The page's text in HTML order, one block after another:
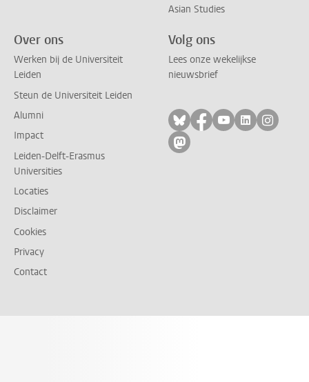
Asian Studies
Over ons
Werken bij de Universiteit
Leiden
Steun de Universiteit Leiden
Alumni
Impact
Leiden-Delft-Erasmus
Universities
Locaties
Disclaimer
Cookies
Privacy
Contact
Volg ons
Lees onze wekelijkse
nieuwsbrief
Volg ons op bluesky
Volg ons op
Volg ons op
Volg ons
Volg
Volg ons op mastodon